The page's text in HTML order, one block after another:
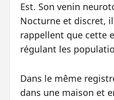
Est. Son venin
Nocturne et discret,
rappellent que cette
régulant les
Dans le même
dans une maison et